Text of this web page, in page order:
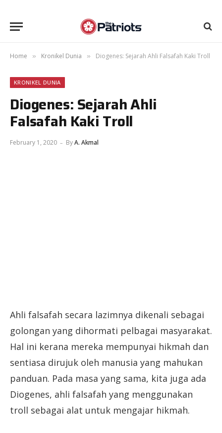
Home » Kronikel Dunia » Diogenes: Sejarah Ahli Falsafah Kaki Troll
KRONIKEL DUNIA
Diogenes: Sejarah Ahli
Falsafah Kaki Troll
February 1, 2020 ByA. Akmal
Ahli falsafah secara lazimnya dikenali sebagai
golongan yang dihormati pelbagai masyarakat.
Hal ini kerana mereka mempunyai hikmah dan
sentiasa dirujuk oleh manusia yang mahukan
panduan. Pada masa yang sama, kita juga ada
Diogenes, ahli falsafah yang menggunakan
troll sebagai alat untuk mengajar hikmah.